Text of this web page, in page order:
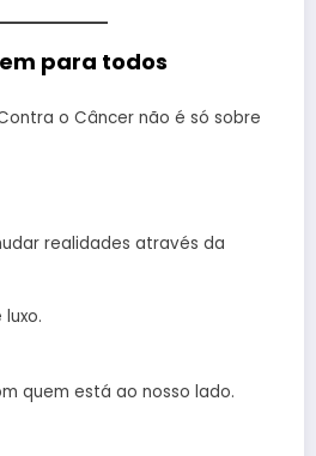
para todos
o Câncer não é só sobre
realidades através da
quem está ao nosso lado.